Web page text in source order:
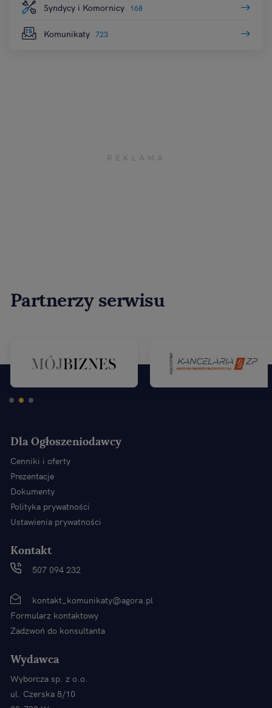
Syndycy i Komornicy 168
Komunikaty 723
Partnerzy serwisu
Dla Ogłoszeniodawcy
Cenniki i oferty
Prezentacje
Dokumenty
Polityka prywatności
Ustawienia prywatności
Kontakt
507 094 232
kontakt_komunikaty@agora.pl
Formularz kontaktowy
Zadzwoń do konsultanta
Wydawca
Wyborcza sp. z o.o.
ul. Czerska 8/10